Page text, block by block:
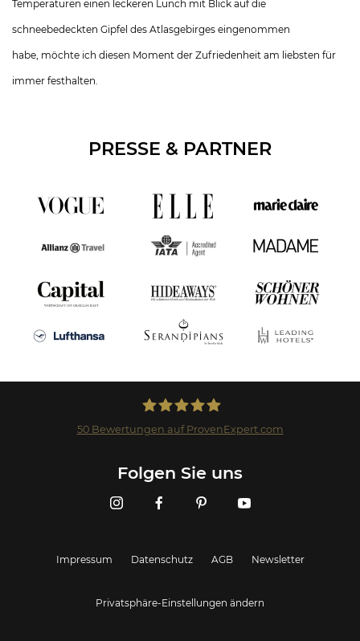
Temperaturen einen leckeren Lunch mit Blick auf die
schneebedeckten Gipfel des Atlasgebirges eingenommen
habe, möchte ich diesen Moment der Zufriedenheit am liebsten für
immer festhalten.
PRESSE & PARTNER
50Bewertungen auf ProvenExpert.com
Folgen Sie uns
Impressum Datenschutz AGB Newsletter
Privatsphäre-Einstellungen ändern